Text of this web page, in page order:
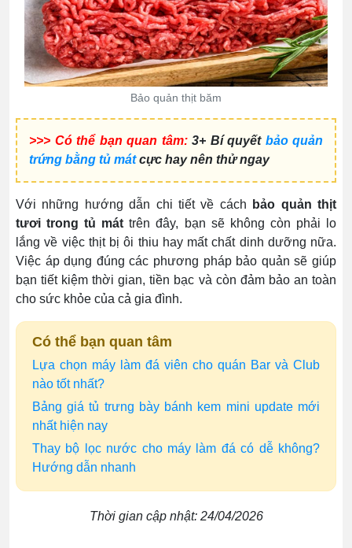
Bảo quản thịt băm
>>> Có thể bạn quan tâm:3+ Bí quyết bảo quản
trứng bằng tủ mátcực hay nên thử ngay
Với những hướng dẫn chi tiết về cách
bảo quản thịt
tươi trong tủ máttrên đây, bạn sẽ không còn phải lo
lắng về việc thịt bị ôi thiu hay mất chất dinh dưỡng nữa.
Việc áp dụng đúng các phương pháp bảo quản sẽ giúp
bạn tiết kiệm thời gian, tiền bạc và còn đảm bảo an toàn
cho sức khỏe của cả gia đình.
Có thể bạn quan tâm
Lựa chọn máy làm đá viên cho quán Bar và Club
nào tốt nhất?
Bảng giá tủ trưng bày bánh kem mini update mới
nhất hiện nay
Thay bộ lọc nước cho máy làm đá có dễ không?
Hướng dẫn nhanh
Thời gian cập nhật: 24/04/2026